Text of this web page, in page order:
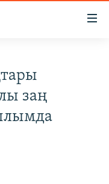
заң